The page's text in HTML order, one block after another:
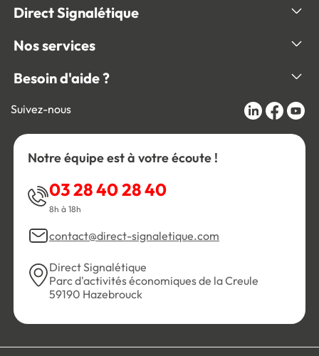
Direct Signalétique
Nos services
Besoin d'aide ?
Suivez-nous
Notre équipe est à votre écoute !
03 28 40 28 40
8h à 18h
contact@direct-signaletique.com
Direct Signalétique
Parc d'activités économiques de la Creule
59190 Hazebrouck